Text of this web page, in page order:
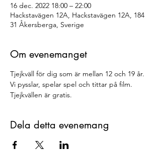
16 dec. 2022 18:00 – 22:00
Hackstavägen 12A, Hackstavägen 12A, 184
31 Åkersberga, Sverige
Om evenemanget
Tjejkväll för dig som är mellan 12 och 19 år.
Vi pysslar, spelar spel och tittar på film.
Tjejkvällen är gratis.
Dela detta evenemang